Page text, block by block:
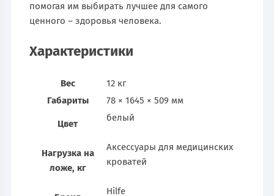
помогая им выбирать лучшее для самого
ценного – здоровья человека.
Характеристики
Вес
12 кг
Габариты
78 × 1645 × 509 мм
Цвет
белый
Нагрузка на
ложе, кг
Аксессуары для медицинских
кроватей
Hilfe